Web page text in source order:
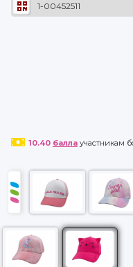
1-00452511
10.40 баллаучастникам